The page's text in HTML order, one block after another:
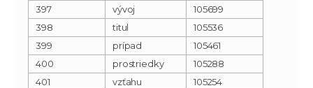
397
vývoj
105699
398
titul
105536
399
prípad
105461
400
prostriedky
105288
401
vzťahu
105254